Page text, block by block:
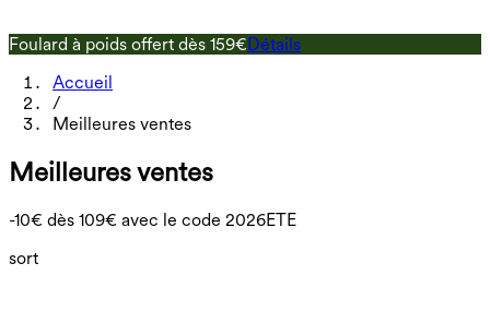
Foulard à poids offert dès 159€ Détails
Accueil
/
Meilleures ventes
Meilleures ventes
-10€ dès 109€ avec le code 2026ETE
sort